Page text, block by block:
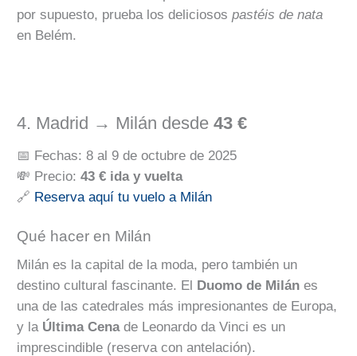
por supuesto, prueba los deliciosos pastéis de nata
en Belém.
4. Madrid → Milán desde 43 €
📅 Fechas: 8 al 9 de octubre de 2025
💸 Precio: 43 € ida y vuelta
🔗 Reserva aquí tu vuelo a Milán
Qué hacer en Milán
Milán es la capital de la moda, pero también un
destino cultural fascinante. El Duomo de Milán es
una de las catedrales más impresionantes de Europa,
y la Última Cenade Leonardo da Vinci es un
imprescindible (reserva con antelación).